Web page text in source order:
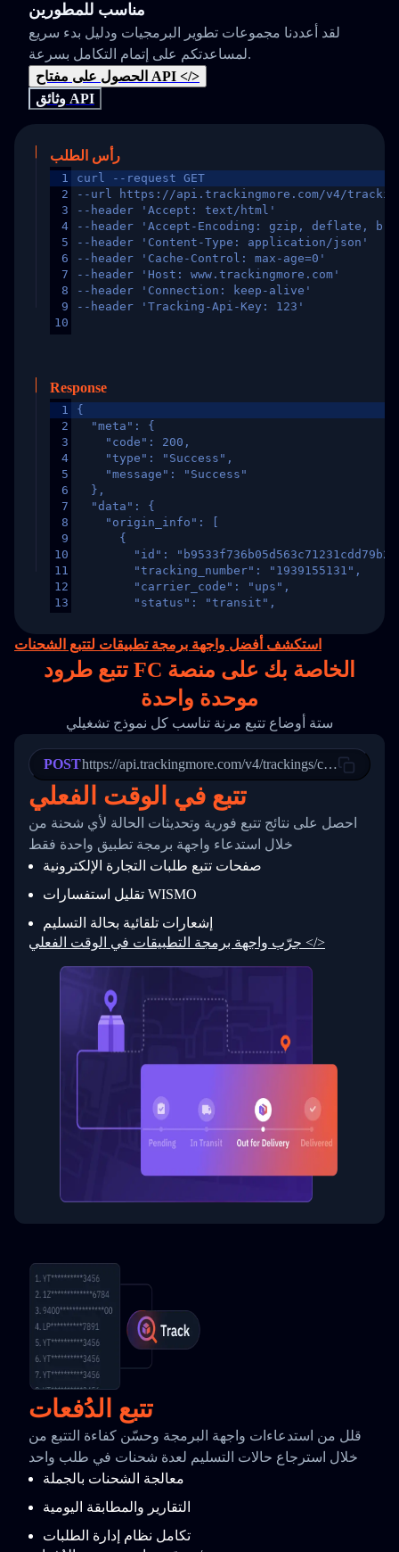
مناسب للمطورين
لقد أعددنا مجموعات تطوير البرمجيات ودليل بدء سريع
لمساعدتكم على إتمام التكامل بسرعة.
الحصول على مفتاح API </>
وثائق API
رأس الطلب
1
2
3
4
5
6
7
8
9
10
curl --request GET
--url https://api.trackingmore.com/v4/trackings/
--header 'Accept: text/html'
--header 'Accept-Encoding: gzip, deflate,
--header 'Content-Type: application/json'
--header 'Cache-Control: max-age=0'
--header 'Host: www.trackingmore.com'
--header 'Connection: keep-alive'
--header 'Tracking-Api-Key: 123'
Response
1
2
3
4
5
6
7
8
9
10
11
12
13
15
16
17
18
21
22
23
24
25
27
28
29
30
31
33
34
{
  "meta": {
    "code": 200,
    "type": "Success",
    "message": "Success"
  },
  "data": {
    "origin_info": [
      {
"id":
        "tracking_number": "1939155131",
        "carrier_code": "ups",
        "status": "transit",
"destination_country": "United
        "itemTimeLength": 2,
        "weblink": "",
        "phone": null,
        "trackinfo": [
          {
            "Date": "2017-03-08 04: 22: 00",
"StatusDescription": "Departed
"Details": "Departed Facility
          },
          {
            "Date": "2017-03-06 15:28:00",
"StatusDescription": "Shipment
"Details": "BEIJING-
          }
        ]
      }
  }
}
استكشف أفضل واجهة برمجة تطبيقات لتتبع الشحنات
تتبع طرود FC الخاصة بك على منصة
موحدة واحدة
ستة أوضاع تتبع مرنة تناسب كل نموذج تشغيلي
POSThttps://api.trackingmore.com/v4/trackings/create
تتبع في الوقت الفعلي
احصل على نتائج تتبع فورية وتحديثات الحالة لأي شحنة من
خلال استدعاء واجهة برمجة تطبيق واحدة فقط
صفحات تتبع طلبات التجارة الإلكترونية
تقليل استفسارات WISMO
إشعارات تلقائية بحالة التسليم
جرّب واجهة برمجة التطبيقات في الوقت الفعلي </>
تتبع الدُفعات
قلل من استدعاءات واجهة البرمجة وحسّن كفاءة التتبع من
خلال استرجاع حالات التسليم لعدة شحنات في طلب واحد
معالجة الشحنات بالجملة
التقارير والمطابقة اليومية
تكامل نظام إدارة الطلبات